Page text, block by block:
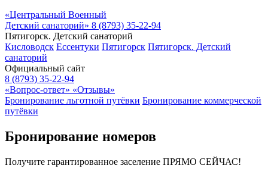
«Центральный Военный
Детский санаторий» 8 (8793) 35-22-94
Пятигорск. Детский санаторий
Кисловодск Ессентуки Пятигорск Пятигорск. Детский
санаторий
Официальный сайт
8 (8793) 35-22-94
«Вопрос-ответ» «Отзывы»
Бронирование льготной путёвки Бронирование коммерческой
путёвки
Бронирование номеров
Получите гарантированное заселение ПРЯМО СЕЙЧАС!